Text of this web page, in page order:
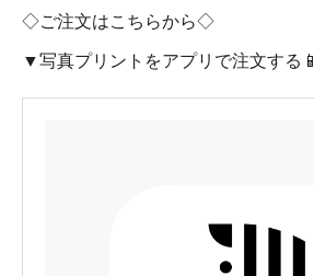
◇ご注文はこちらから◇
▼写真プリントをアプリで注文する📱